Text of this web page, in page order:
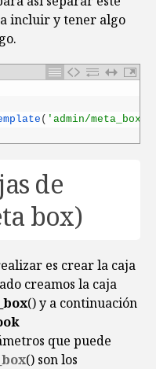
incluir y tener algo
( 'admin/
de
box)
es crear la caja
creamos la caja
() y a continuación
que puede
() son los